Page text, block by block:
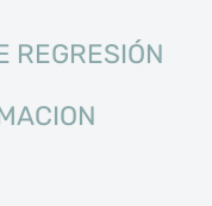
REGRESIÓN